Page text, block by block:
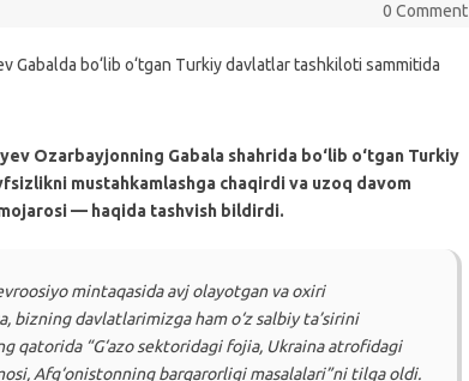
0 Comment
Ozarbayjonning Gabala shahrida bo‘lib o‘tgan Turkiy
mustahkamlashga chaqirdi va uzoq davom
— haqida tashvish bildirdi.
mintaqasida avj olayotgan va oxiri
bizning davlatlarimizga ham o‘z salbiy ta’sirini
qatorida “G‘azo sektoridagi fojia, Ukraina atrofidagi
Afg‘onistonning barqarorligi masalalari”ni tilga oldi.